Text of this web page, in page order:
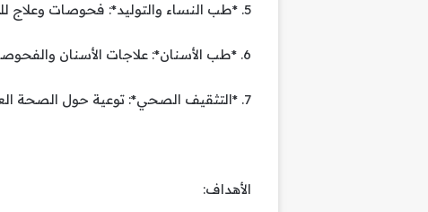
5. *طب النساء والتوليد*: فحوصات وعلاج للحالات النسائية والمتابعة الدورية للحمل.
6. *طب الأسنان*: علاجات الأسنان والفحوصات الدورية.
7. *التثقيف الصحي*: توعية حول الصحة العامة والنظافة والتغذية.
الأهداف: